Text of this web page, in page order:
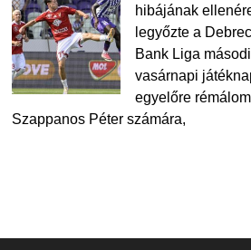
hibájának
legyőzte a
Bank Liga
vasárnapi
egyelőre
Szappanos Péter számára,